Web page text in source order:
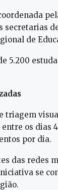
de
5.200
triagem
os dias
por dia.
das redes
se